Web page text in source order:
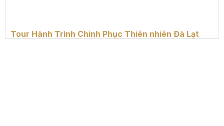
Tour Hành Trình Chinh Phục Thiên nhiên Đà Lạt